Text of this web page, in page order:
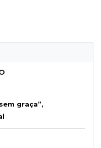
graça”,